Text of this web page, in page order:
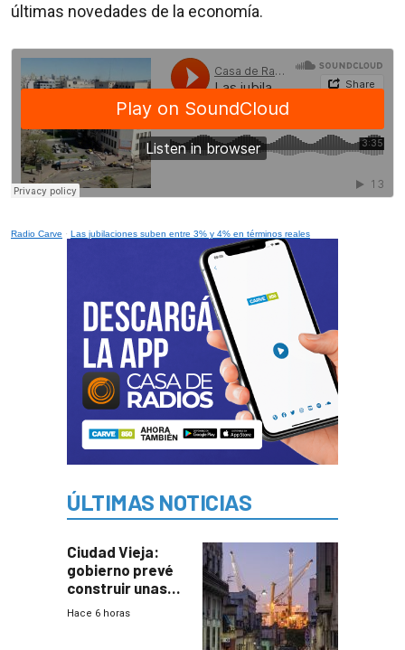
últimas novedades de la economía.
Radio Carve · Las jubilaciones suben entre 3% y 4% en términos reales
ÚLTIMAS NOTICIAS
Ciudad Vieja:
gobierno prevé
construir unas
mil viviendas en
Hace 6 horas